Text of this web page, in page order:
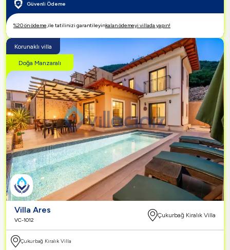
Güvenli Ödeme
%20 ön ödeme,ile tatilinizi garantileyinkalan ödemeyi villada yapın!
Korunaklı villa
Doğa Manzaralı
Villa Ares
VC-1012
Çukurbağ Kiralık Villa
Çukurbağ Kiralık Villa